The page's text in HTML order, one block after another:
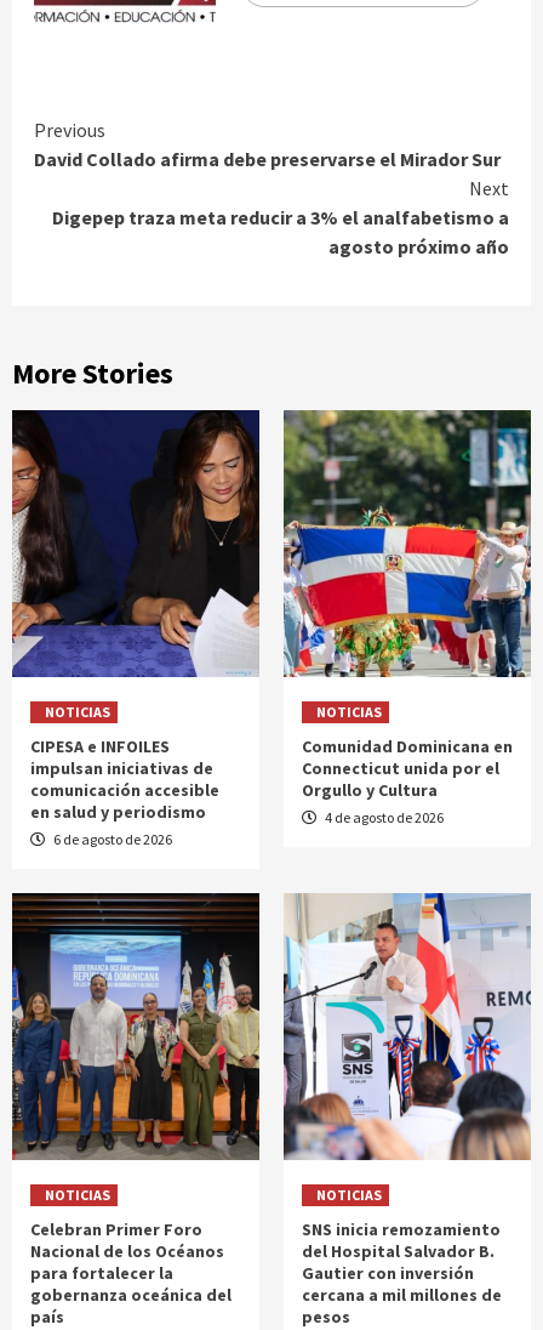
Continue
Previous
David Collado afirma debe preservarse el Mirador Sur
Next
Digepep traza meta reducir a 3% el analfabetismo a
agosto próximo año
More Stories
NOTICIAS
CIPESA e INFOILES
impulsan iniciativas de
comunicación accesible
en salud y periodismo
6 de agosto de 2026
NOTICIAS
Comunidad Dominicana en
Connecticut unida por el
Orgullo y Cultura
4 de agosto de 2026
NOTICIAS
Celebran Primer Foro
Nacional de los Océanos
para fortalecer la
gobernanza oceánica del
país
NOTICIAS
SNS inicia remozamiento
del Hospital Salvador B.
Gautier con inversión
cercana a mil millones de
pesos